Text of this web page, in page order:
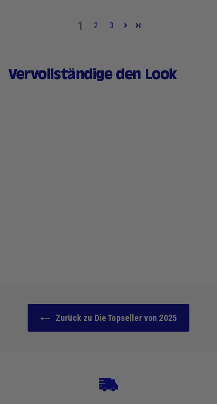
1 2 3
Vervollständige den Look
Zurück zu Die Topseller von 2025